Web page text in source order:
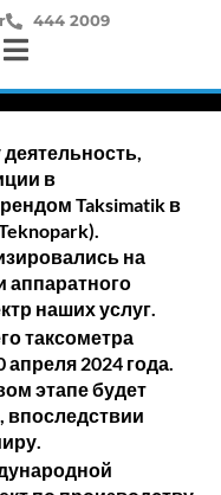
444 2009
в
Taksimatik в
на
аппаратного
наших услуг.
таксометра
2024 года.
этапе будет
впоследствии